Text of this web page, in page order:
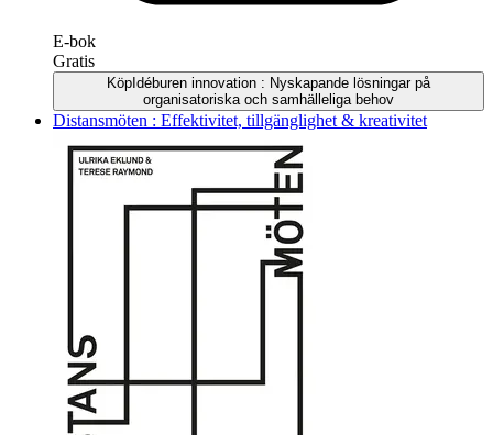
E-bok
Gratis
Köp Idéburen innovation : Nyskapande lösningar på
organisatoriska och samhälleliga behov
Distansmöten : Effektivitet, tillgänglighet & kreativitet